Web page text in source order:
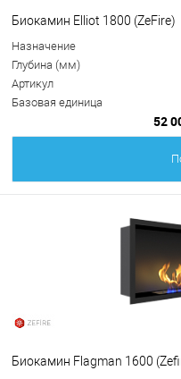
Биокамин Elliot 1800 (ZeFire)
Назначение
Глубина (мм)
Артикул
Базовая единица
52
Биокамин Flagman 1600